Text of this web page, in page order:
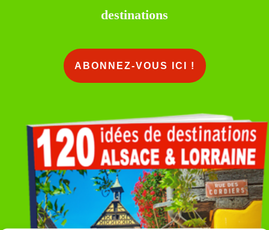
destinations
ABONNEZ-VOUS ICI !